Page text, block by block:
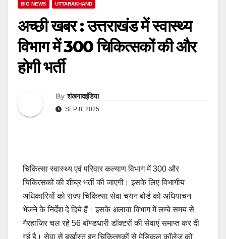
BIG NEWS UTTARAKHAND
अच्छी खबर : उत्तराखंड में स्वास्थ्य
विभाग में 300 चिकित्सकों की और
होगी भर्ती
By शंखनादइंडिया
SEP 8, 2025
चिकित्सा स्वास्थ्य एवं परिवार कल्याण विभाग में 300 और
चिकित्सकों की शीघ्र भर्ती की जाएगी। इसके लिए विभागीय
अधिकारियों को राज्य चिकित्सा सेवा चयन बोर्ड को अधियाचन
भेजने के निर्देश दे दिये हैं। इसके अलावा विभाग में लम्बे समय से
गैरहाजिर चल रहे 56 बाॅण्डधारी डाॅक्टरों की सेवाएं समाप्त कर दी
गई है। सेवा से बर्खास्त इन चिकित्सकों से मेडिकल काॅलेज को